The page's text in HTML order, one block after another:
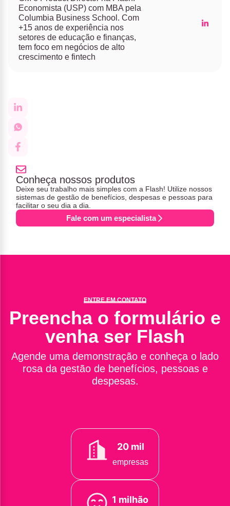
Economista (USP) com MBA pela
Columbia Business School. Com
+15 anos de experiência nos
setores de educação e finanças,
tem foco em negócios de alto
crescimento e fintech
Conheça nossos produtos
Deixe seu trabalho mais simples com a Flash! Utilize nossos
sistemas de gestão de benefícios, despesas e pessoas para
facilitar o seu dia a dia.
Fale com um especialista
ENTRE EM CONTATO
Preencha o formulário e
venha ser Flash
Agende uma demonstração e conheça o lado
rosa da gestão de benefícios, pessoas e
despesas.
20 mil
empresas
1 milhão